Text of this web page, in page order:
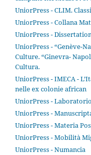
UniorPress - CLIM.
UniorPress - Collana
UniorPress -
UniorPress - “Genève-
Culture. “Ginevra-
Cultura.
UniorPress - IMECA -
nelle ex colonie african
UniorPress -
UniorPress -
UniorPress - Materia
UniorPress - Mobilità
UniorPress - Numancia